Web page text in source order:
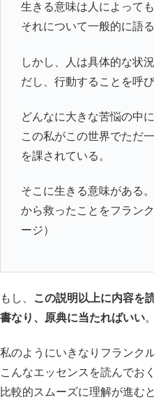
生きる意味は人によって
それについて一般的に語
しかし、人は具体的な状
だし、行動することを呼
どんなに大きな苦悩の中
この私がこの世界でただ
を課されている。
そこに生きる意味がある
から救ったことをフラン
ージ）
もし、
この説明以上に内容を
書なり、原典に当たればいい。
私のようにいきなりフランク
こんなエッセンスを読んでお
比較的スムーズに理解が進む